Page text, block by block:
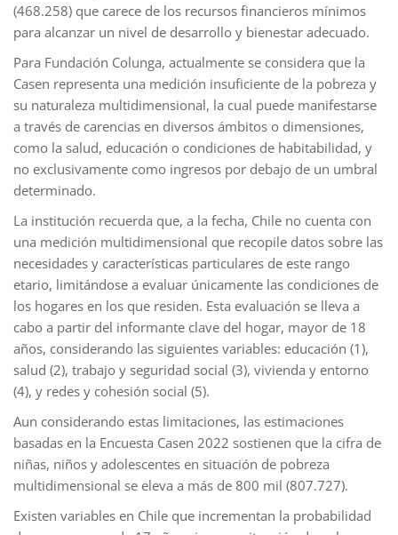
(468.258) que carece de los recursos financieros mínimos
para alcanzar un nivel de desarrollo y bienestar adecuado.
Para Fundación Colunga, actualmente se considera que la
Casen representa una medición insuficiente de la pobreza y
su naturaleza multidimensional, la cual puede manifestarse
a través de carencias en diversos ámbitos o dimensiones,
como la salud, educación o condiciones de habitabilidad, y
no exclusivamente como ingresos por debajo de un umbral
determinado.
La institución recuerda que, a la fecha, Chile no cuenta con
una medición multidimensional que recopile datos sobre las
necesidades y características particulares de este rango
etario, limitándose a evaluar únicamente las condiciones de
los hogares en los que residen. Esta evaluación se lleva a
cabo a partir del informante clave del hogar, mayor de 18
años, considerando las siguientes variables: educación (1),
salud (2), trabajo y seguridad social (3), vivienda y entorno
(4), y redes y cohesión social (5).
Aun considerando estas limitaciones, las estimaciones
basadas en la Encuesta Casen 2022 sostienen que la cifra de
niñas, niños y adolescentes en situación de pobreza
multidimensional se eleva a más de 800 mil (807.727).
Existen variables en Chile que incrementan la probabilidad